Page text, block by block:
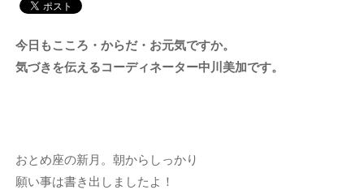
今日もこころ・からだ・お元気ですか。
気づきを伝えるコーディネーター中川美加です。
おとめ座の新月。朝からしっかり
願い事は書き出しましたよ！